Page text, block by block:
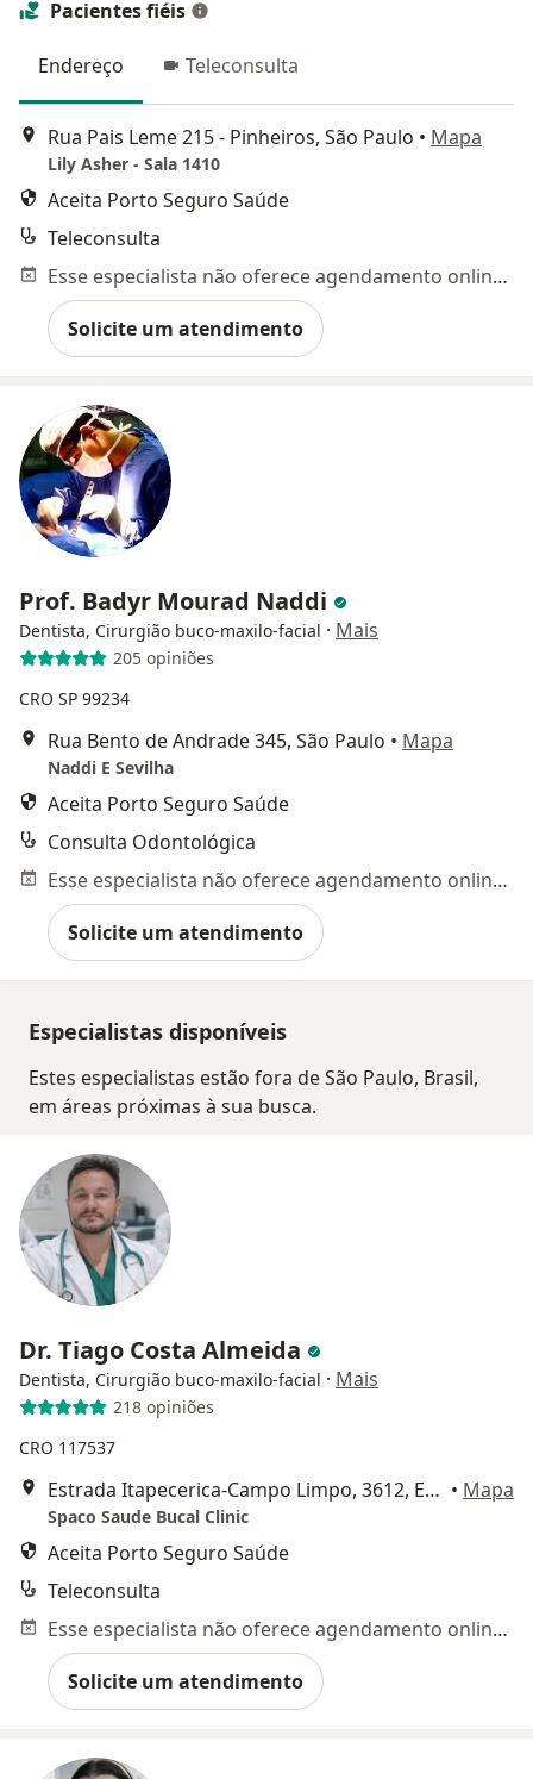
Pacientes fiéis
Endereço Teleconsulta
Rua Pais Leme 215 - Pinheiros, São Paulo • Mapa
Lily Asher - Sala 1410
Aceita Porto Seguro Saúde
Teleconsulta
Esse especialista não oferece agendamento online para esse endereço.
Solicite um atendimento
Prof. Badyr Mourad Naddi
Dentista, Cirurgião buco-maxilo-facial · Mais
205 opiniões
CRO SP 99234
Rua Bento de Andrade 345, São Paulo • Mapa
Naddi E Sevilha
Aceita Porto Seguro Saúde
Consulta Odontológica
Esse especialista não oferece agendamento online para esse endereço.
Solicite um atendimento
Especialistas disponíveis
Estes especialistas estão fora de São Paulo, Brasil,
em áreas próximas à sua busca.
Dr. Tiago Costa Almeida
Dentista, Cirurgião buco-maxilo-facial · Mais
218 opiniões
CRO 117537
Estrada Itapecerica-Campo Limpo, 3612, Embu das Artes • Mapa
Spaco Saude Bucal Clinic
Aceita Porto Seguro Saúde
Teleconsulta
Esse especialista não oferece agendamento online para esse endereço.
Solicite um atendimento